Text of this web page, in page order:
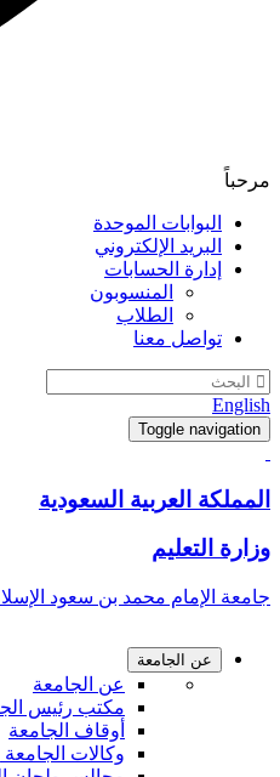
مرحباً
البوابات الموحدة
البريد الإلكتروني
إدارة الحسابات
المنسوبون
الطلاب
تواصل معنا
English
Toggle navigation
المملكة العربية السعودية
وزارة التعليم
جامعة الإمام محمد بن سعود
عن الجامعة
عن الجامعة
مكتب رئيس
أوقاف الجامعة
وكالات الجامعة